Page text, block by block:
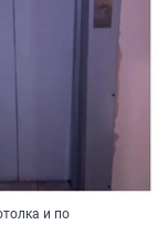
и по